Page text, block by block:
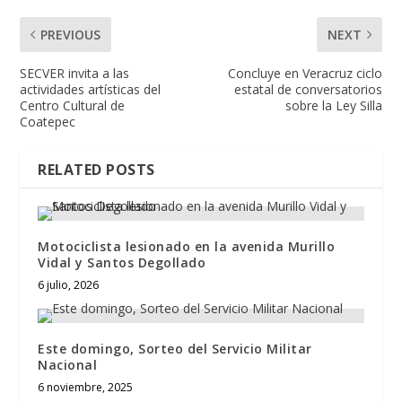
PREVIOUS
SECVER invita a las
actividades artísticas del
Centro Cultural de
Coatepec
NEXT
Concluye en Veracruz ciclo
estatal de conversatorios
sobre la Ley Silla
RELATED POSTS
Motociclista lesionado en la avenida Murillo
Vidal y Santos Degollado
6 julio, 2026
Este domingo, Sorteo del Servicio Militar
Nacional
6 noviembre, 2025